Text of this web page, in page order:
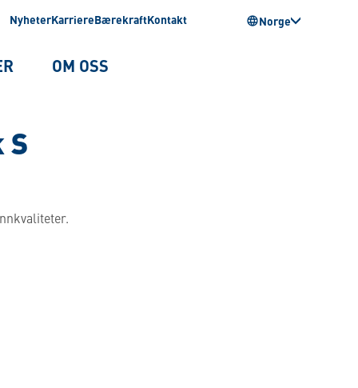
NyheterKarriereBærekraftKontakt Norge
OM OSS